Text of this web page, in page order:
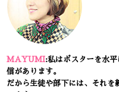
MAYUMI:私はポスターを水
信があります。
だから生徒や部下には、それを